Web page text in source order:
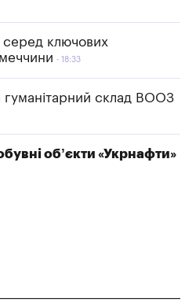
серед ключових
18:33
гуманітарний склад ВООЗ
об’єкти «Укрнафти»